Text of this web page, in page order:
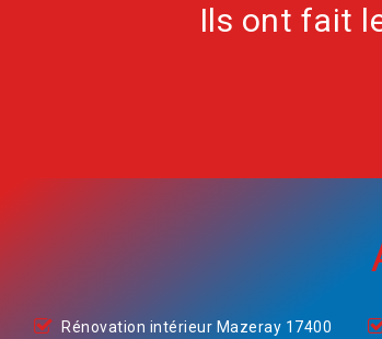
Ils ont fait
Rénovation intérieur Mazeray 17400